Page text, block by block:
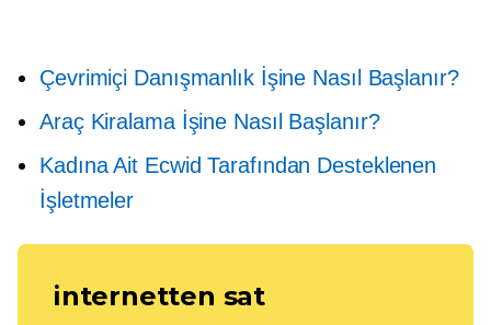
Çevrimiçi Danışmanlık İşine Nasıl Başlanır?
Araç Kiralama İşine Nasıl Başlanır?
Kadına Ait Ecwid Tarafından Desteklenen
İşletmeler
internetten sat